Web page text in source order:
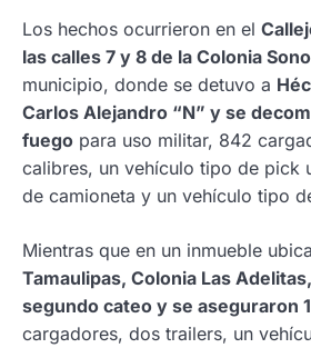
Los hechos ocurrieron en el
las calles 7 y 8 de la Colonia
municipio, donde se detuvo a
Carlos Alejandro “N” y se
fuego para uso militar, 842
calibres, un vehículo tipo de pick
de camioneta y un vehículo tipo
Mientras que en un inmueble
Tamaulipas, Colonia Las
segundo cateo y se aseguraron
cargadores, dos trailers, un